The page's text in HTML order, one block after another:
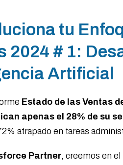
tu
2024 # 1:
Artificial
Estado de las Ventas
apenas el 28% de su
atrapado en tareas
Partner, creemos en